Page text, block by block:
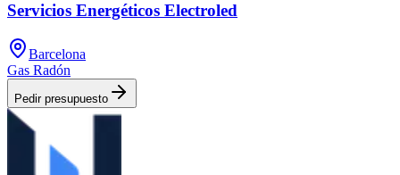
Servicios Energéticos Electroled
Barcelona
Gas Radón
Pedir presupuesto